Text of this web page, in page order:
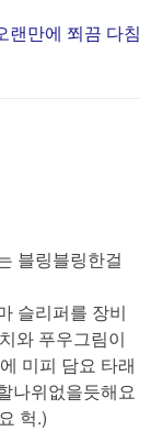
랜만에 쬐끔 다침
블링블링한걸
슬리퍼를 장비
와 푸우그림이
미피 담요 타래
나위없을듯해요
헉.)